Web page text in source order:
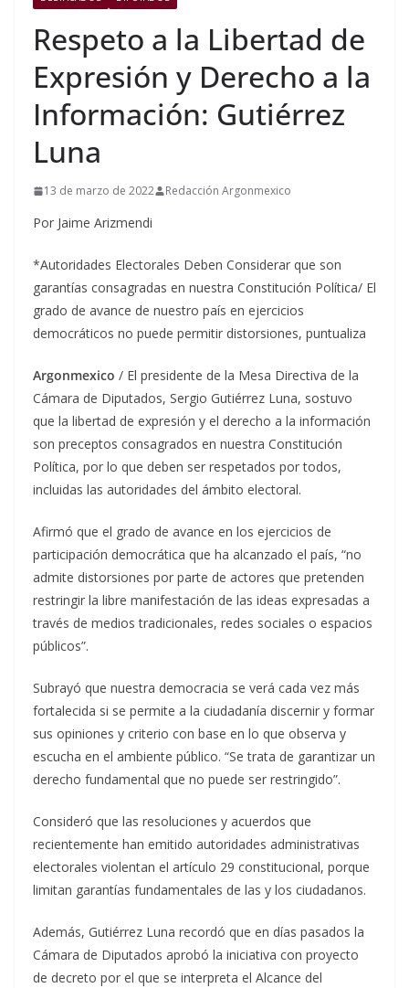
Respeto a la Libertad de
Expresión y Derecho a la
Información: Gutiérrez
Luna
13 de marzo de 2022 Redacción Argonmexico
Por Jaime Arizmendi
*Autoridades Electorales Deben Considerar que son
garantías consagradas en nuestra Constitución Política/ El
grado de avance de nuestro país en ejercicios
democráticos no puede permitir distorsiones, puntualiza
Argonmexico / El presidente de la Mesa Directiva de la
Cámara de Diputados, Sergio Gutiérrez Luna, sostuvo
que la libertad de expresión y el derecho a la información
son preceptos consagrados en nuestra Constitución
Política, por lo que deben ser respetados por todos,
incluidas las autoridades del ámbito electoral.
Afirmó que el grado de avance en los ejercicios de
participación democrática que ha alcanzado el país, “no
admite distorsiones por parte de actores que pretenden
restringir la libre manifestación de las ideas expresadas a
través de medios tradicionales, redes sociales o espacios
públicos”.
Subrayó que nuestra democracia se verá cada vez más
fortalecida si se permite a la ciudadanía discernir y formar
sus opiniones y criterio con base en lo que observa y
escucha en el ambiente público. “Se trata de garantizar un
derecho fundamental que no puede ser restringido”.
Consideró que las resoluciones y acuerdos que
recientemente han emitido autoridades administrativas
electorales violentan el artículo 29 constitucional, porque
limitan garantías fundamentales de las y los ciudadanos.
Además, Gutiérrez Luna recordó que en días pasados la
Cámara de Diputados aprobó la iniciativa con proyecto
de decreto por el que se interpreta el Alcance del